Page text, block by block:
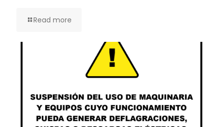
Read more